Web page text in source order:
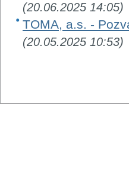
(20.06.2025 14:05)
TOMA, a.s. -
(20.05.2025 10:53)